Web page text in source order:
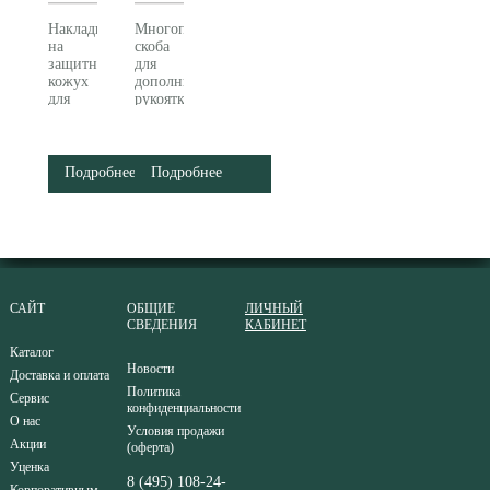
Накладка
на
защитный
кожух
для
Metabo
630352000
Подробнее
Многопозиционная
скоба
для
дополнительной
рукоятки
Подробнее
САЙТ
Каталог
Доставка и оплата
Сервис
О нас
Акции
Уценка
ОБЩИЕ
СВЕДЕНИЯ
Новости
Политика
конфиденциальности
Условия продажи
(оферта)
8 (495) 108-24-
ЛИЧНЫЙ
КАБИНЕТ